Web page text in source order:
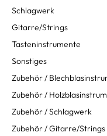
Schlagwerk
Gitarre/Strings
Tasteninstrumente
Sonstiges
Zubehör /
Zubehör /
Zubehör / Schlagwerk
Zubehör / Gitarre/Strings